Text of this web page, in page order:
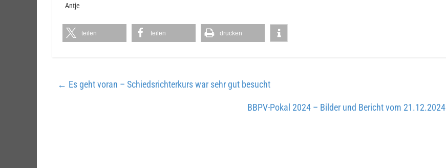
Antje
teilen teilen drucken
← Es geht voran – Schiedsrichterkurs war sehr gut besucht
BBPV-Pokal 2024 – Bilder und Bericht vom 21.12.2024